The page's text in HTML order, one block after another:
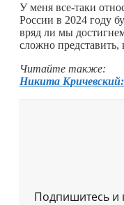
У меня все-таки
России в 2024 году
вряд ли мы
сложно
Читайте также:
Никита Кричевский:
Подпишитесь и